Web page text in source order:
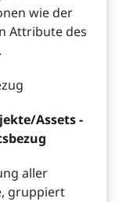
wie der
Attribute des
Assets -
aller
gruppiert